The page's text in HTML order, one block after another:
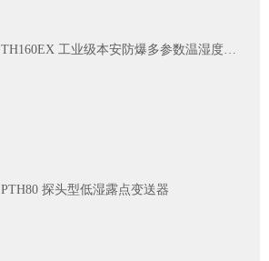
TH160EX 工业级本安防爆多参数温湿度变送器
PTH80 探头型低湿露点变送器